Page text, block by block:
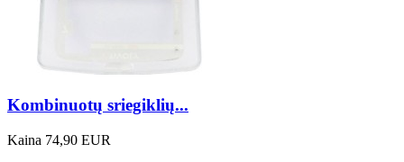
Kombinuotų sriegiklių...
Kaina 74,90 EUR